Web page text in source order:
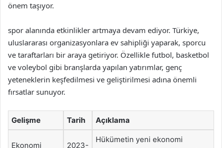
önem taşıyor.
spor alanında etkinlikler artmaya devam ediyor. Türkiye,
uluslararası organizasyonlara ev sahipliği yaparak, sporcu
ve taraftarları bir araya getiriyor. Özellikle futbol, basketbol
ve voleybol gibi branşlarda yapılan yatırımlar, genç
yeteneklerin keşfedilmesi ve geliştirilmesi adına önemli
fırsatlar sunuyor.
Gelişme Tarih Açıklama
Ekonomi
2023-
Hükümetin yeni ekonomi